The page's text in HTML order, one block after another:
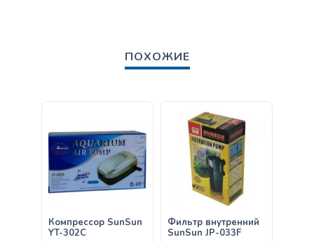
ПОХОЖИЕ
Компрессор SunSun
YT-302C
Фильтр внутренний
SunSun JP-033F